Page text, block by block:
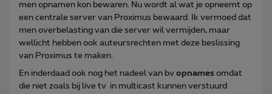
men opnamen kon bewaren. Nu wordt al wat je opneemt op
een centrale server van Proximus bewaard. Ik vermoed dat
men overbelasting van die server wil vermijden, maar
wellicht hebben ook auteursrechten met deze beslissing
van Proximus te maken.
En inderdaad ook nog het nadeel van bv opnames omdat
die niet zoals bij live tv in multicast kunnen verstuurd